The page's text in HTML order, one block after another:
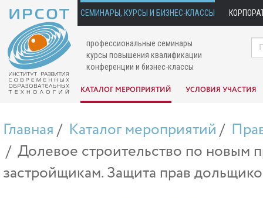
СЕМИНАРЫ, КУРСЫ И БИЗНЕС-КЛАССЫ
профессиональные семинары
курсы повышения квалификации
конференции и бизнес-классы
КАТАЛОГ МЕРОПРИЯТИЙ УСЛОВИЯ УЧАСТИЯ
Главная Каталог мероприятий
Долевое строительство по новым
застройщикам. Защита прав